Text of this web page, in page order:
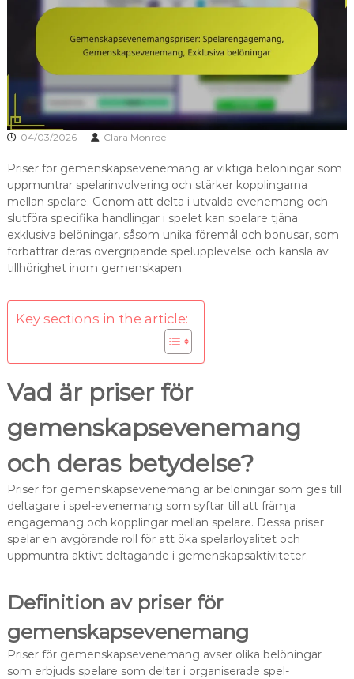
04/03/2026 Clara Monroe
Priser för gemenskapsevenemang är viktiga belöningar som
uppmuntrar spelarinvolvering och stärker kopplingarna
mellan spelare. Genom att delta i utvalda evenemang och
slutföra specifika handlingar i spelet kan spelare tjäna
exklusiva belöningar, såsom unika föremål och bonusar, som
förbättrar deras övergripande spelupplevelse och känsla av
tillhörighet inom gemenskapen.
Key sections in the article:
Vad är priser för
gemenskapsevenemang
och deras betydelse?
Priser för gemenskapsevenemang är belöningar som ges till
deltagare i spel-evenemang som syftar till att främja
engagemang och kopplingar mellan spelare. Dessa priser
spelar en avgörande roll för att öka spelarloyalitet och
uppmuntra aktivt deltagande i gemenskapsaktiviteter.
Definition av priser för
gemenskapsevenemang
Priser för gemenskapsevenemang avser olika belöningar
som erbjuds spelare som deltar i organiserade spel-